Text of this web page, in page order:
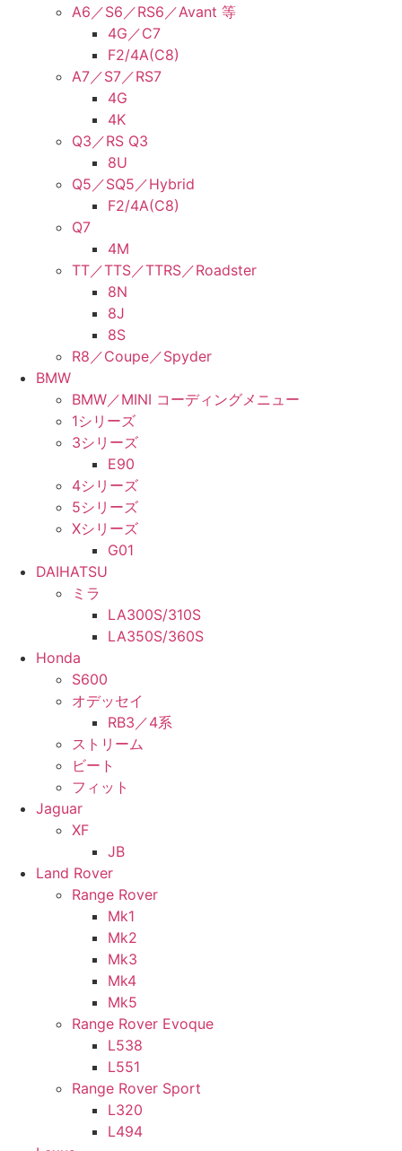
A6／S6／RS6／Avant 等
4G／C7
F2/4A(C8)
A7／S7／RS7
4G
4K
Q3／RS Q3
8U
Q5／SQ5／Hybrid
F2/4A(C8)
Q7
4M
TT／TTS／TTRS／Roadster
8N
8J
8S
R8／Coupe／Spyder
BMW
BMW／MINI コーディングメニュー
1シリーズ
3シリーズ
E90
4シリーズ
5シリーズ
Xシリーズ
G01
DAIHATSU
ミラ
LA300S/310S
LA350S/360S
Honda
S600
オデッセイ
RB3／4系
ストリーム
ビート
フィット
Jaguar
XF
JB
Land Rover
Range Rover
Mk1
Mk2
Mk3
Mk4
Mk5
Range Rover Evoque
L538
L551
Range Rover Sport
L320
L494